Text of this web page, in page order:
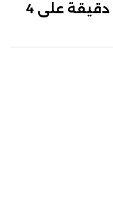
واشنطن تعلن تنفيذ 3 ضربات دقيقة على 4